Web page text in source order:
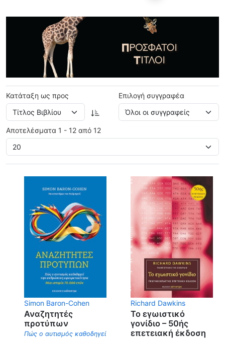
Πρόσφατοι Τίτλοι
Κατάταξη ως προς Επιλογή συγγραφέα
Αποτελέσματα 1 - 12 από 12
Simon Baron-Cohen
Αναζητητές
προτύπων
Πώς ο αυτισμός καθοδηγεί
Richard Dawkins
Το εγωιστικό
γονίδιο – 50ής
επετειακή έκδοση